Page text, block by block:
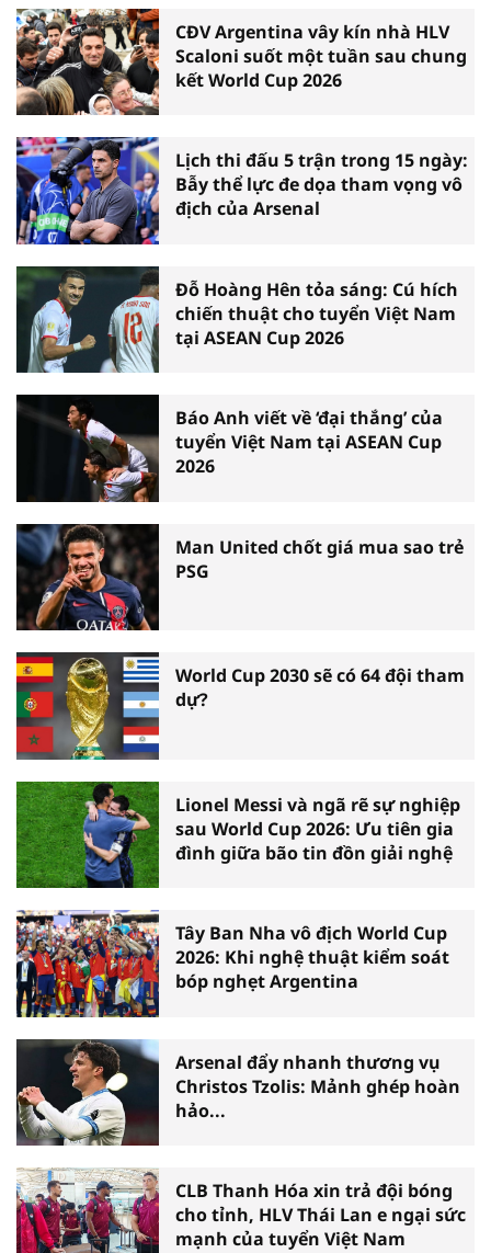
CĐV Argentina vây kín nhà HLV
Scaloni suốt một tuần sau chung
kết World Cup 2026
Lịch thi đấu 5 trận trong 15 ngày:
Bẫy thể lực đe dọa tham vọng vô
địch của Arsenal
Đỗ Hoàng Hên tỏa sáng: Cú hích
chiến thuật cho tuyển Việt Nam
tại ASEAN Cup 2026
Báo Anh viết về ‘đại thắng’ của
tuyển Việt Nam tại ASEAN Cup
2026
Man United chốt giá mua sao trẻ
PSG
World Cup 2030 sẽ có 64 đội tham
dự?
Lionel Messi và ngã rẽ sự nghiệp
sau World Cup 2026: Ưu tiên gia
đình giữa bão tin đồn giải nghệ
Tây Ban Nha vô địch World Cup
2026: Khi nghệ thuật kiểm soát
bóp nghẹt Argentina
Arsenal đẩy nhanh thương vụ
Christos Tzolis: Mảnh ghép hoàn
hảo...
CLB Thanh Hóa xin trả đội bóng
cho tỉnh, HLV Thái Lan e ngại sức
mạnh của tuyển Việt Nam